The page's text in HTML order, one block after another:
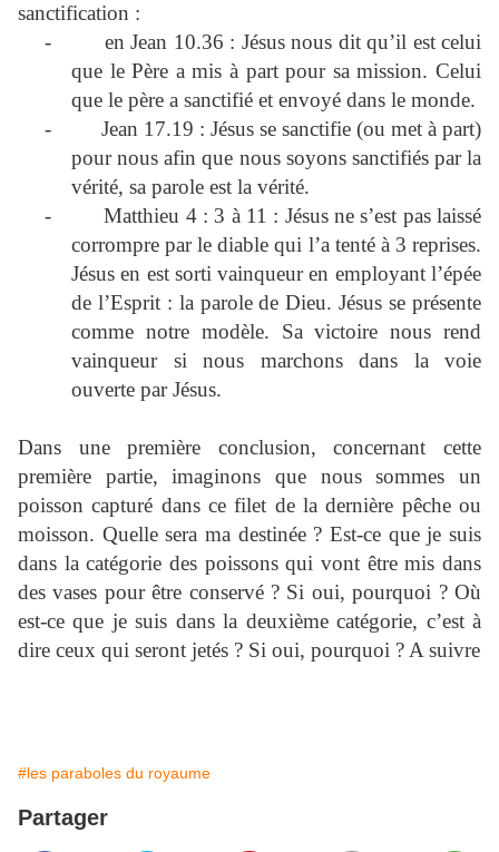
sanctification :
-
en Jean 10.36 : Jésus nous dit qu’il est celui
que le Père a mis à part pour sa mission. Celui
que le père a sanctifié et envoyé dans le monde.
-
Jean 17.19 : Jésus se sanctifie (ou met à part)
pour nous afin que nous soyons sanctifiés par la
vérité, sa parole est la vérité.
-
Matthieu 4 : 3 à 11 : Jésus ne s’est pas laissé
corrompre par le diable qui l’a tenté à 3 reprises.
Jésus en est sorti vainqueur en employant l’épée
de l’Esprit : la parole de Dieu. Jésus se présente
comme notre modèle. Sa victoire nous rend
vainqueur si nous marchons dans la voie
ouverte par Jésus.
Dans une première conclusion, concernant cette
première partie, imaginons que nous sommes un
poisson capturé dans ce filet de la dernière pêche ou
moisson. Quelle sera ma destinée ? Est-ce que je suis
dans la catégorie des poissons qui vont être mis dans
des vases pour être conservé ? Si oui, pourquoi ? Où
est-ce que je suis dans la deuxième catégorie, c’est à
dire ceux qui seront jetés ? Si oui, pourquoi ? A suivre
#les paraboles du royaume
Partager